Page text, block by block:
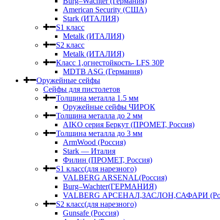
American Security (США)
Stark (ИТАЛИЯ)
S1 класс
Metalk (ИТАЛИЯ)
S2 класс
Metalk (ИТАЛИЯ)
Класс 1,огнестойкость- LFS 30P
MDTB ASG (Германия)
Оружейные сейфы
Сейфы для пистолетов
Толщина металла 1.5 мм
Оружейные сейфы ЧИРОК
Толщина металла до 2 мм
AIKO серия Беркут (ПРОМЕТ, Россия)
Толщина металла до 3 мм
ArmWood (Россия)
Stark — Италия
Филин (ПРОМЕТ, Россия)
S1 класс(для нарезного)
VALBERG ARSENAL(Россия)
Burg–Wachter(ГЕРМАНИЯ)
VALBERG АРСЕНАЛ,ЗАСЛОН,САФАРИ
S2 класс(для нарезного)
Gunsafe (Россия)